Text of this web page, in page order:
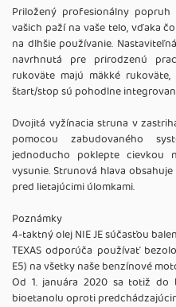
Priložený profesionálny popruh
vašich paží na vaše telo, vďaka
na dlhšie používanie.
navrhnutá pre prirodzenú
rukoväte majú mäkké
štart/stop sú pohodlne
Dvojitá vyžínacia struna v
pomocou zabudovaného
jednoducho poklepte cievkou
vysunie. Strunová hlava
pred lietajúcimi úlomkami.
Poznámky
4-taktný olej NIE JE súčasťou
TEXAS odporúča používať
E5) na všetky naše benzínové
Od 1. januára 2020 sa totiž do
bioetanolu oproti